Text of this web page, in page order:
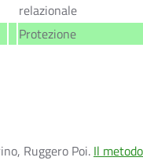
relazionale
Protezione
Ruggero Poi. Il